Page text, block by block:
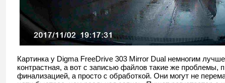
Картинка у Digma FreeDrive 303 Mirror Dual немногим
контрастная, а вот с записью файлов такие же проблемы,
финализацией, а просто с обработкой. Они могут не